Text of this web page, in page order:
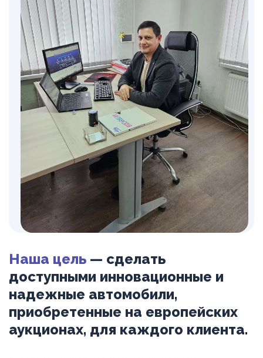
Наша цель — сделать
доступными инновационные и
надежные автомобили,
приобретенные на европейских
аукционах, для каждого клиента.